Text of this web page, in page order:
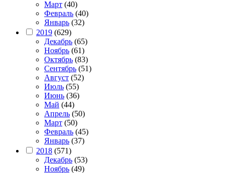
Март (40)
Февраль (40)
Январь (32)
2019 (629)
Декабрь (65)
Ноябрь (61)
Октябрь (83)
Сентябрь (51)
Август (52)
Июль (55)
Июнь (36)
Май (44)
Апрель (50)
Март (50)
Февраль (45)
Январь (37)
2018 (571)
Декабрь (53)
Ноябрь (49)